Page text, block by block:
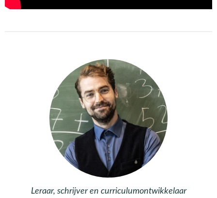
Leraar, schrijver en curriculumontwikkelaar